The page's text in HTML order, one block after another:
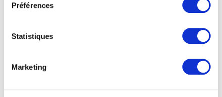
Préférences
Statistiques
Marketing